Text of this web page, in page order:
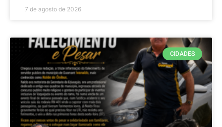
7 de agosto de 2026
CIDADES